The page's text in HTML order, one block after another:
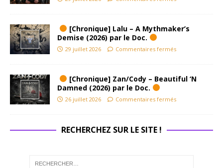
[Chronique] Lalu – A Mythmaker’s
Demise (2026) par le Doc.
29 juillet 2026 Commentaires fermés
[Chronique] Zan/Cody – Beautiful ‘N
Damned (2026) par le Doc.
26 juillet 2026 Commentaires fermés
RECHERCHEZ SUR LE SITE !